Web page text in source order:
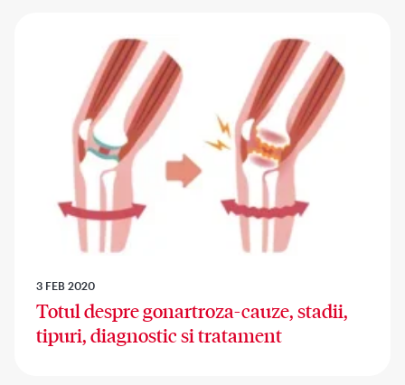
3 FEB 2020
Totul despre gonartroza-cauze, stadii,
tipuri, diagnostic si tratament